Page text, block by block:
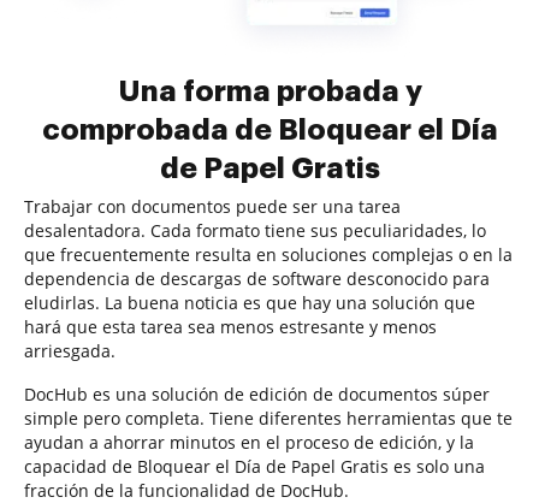
Una forma probada y
comprobada de Bloquear el Día
de Papel Gratis
Trabajar con documentos puede ser una tarea
desalentadora. Cada formato tiene sus peculiaridades, lo
que frecuentemente resulta en soluciones complejas o en la
dependencia de descargas de software desconocido para
eludirlas. La buena noticia es que hay una solución que
hará que esta tarea sea menos estresante y menos
arriesgada.
DocHub es una solución de edición de documentos súper
simple pero completa. Tiene diferentes herramientas que te
ayudan a ahorrar minutos en el proceso de edición, y la
capacidad de Bloquear el Día de Papel Gratis es solo una
fracción de la funcionalidad de DocHub.